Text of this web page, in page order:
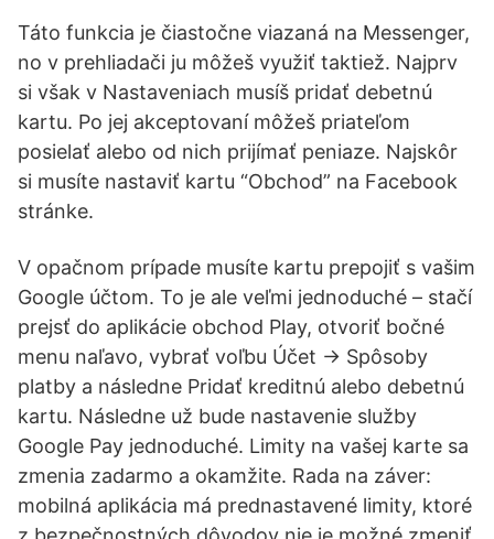
Táto funkcia je čiastočne viazaná na Messenger,
no v prehliadači ju môžeš využiť taktiež. Najprv
si však v Nastaveniach musíš pridať debetnú
kartu. Po jej akceptovaní môžeš priateľom
posielať alebo od nich prijímať peniaze. Najskôr
si musíte nastaviť kartu “Obchod” na Facebook
stránke.
V opačnom prípade musíte kartu prepojiť s vašim
Google účtom. To je ale veľmi jednoduché – stačí
prejsť do aplikácie obchod Play, otvoriť bočné
menu naľavo, vybrať voľbu Účet -> Spôsoby
platby a následne Pridať kreditnú alebo debetnú
kartu. Následne už bude nastavenie služby
Google Pay jednoduché. Limity na vašej karte sa
zmenia zadarmo a okamžite. Rada na záver:
mobilná aplikácia má prednastavené limity, ktoré